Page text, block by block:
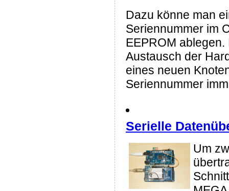
Dazu könne man
Seriennummer im
EEPROM
Austausch der
eines neuen
Seriennummer
Serielle
Um